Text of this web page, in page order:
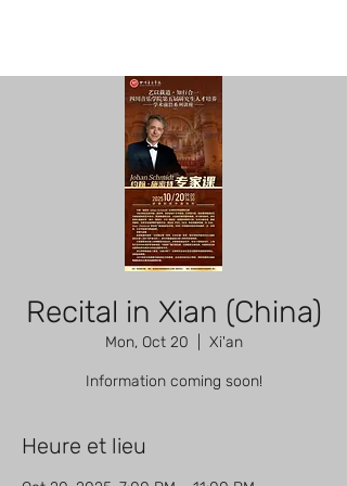
Recital in Xian (China)
Mon, Oct 20 Xi'an
Information coming soon!
Heure et lieu